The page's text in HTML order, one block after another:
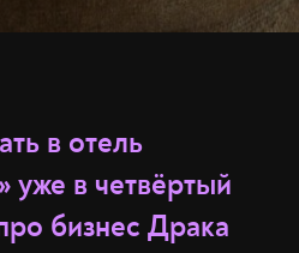
в отель
уже в четвёртый
бизнес Драка